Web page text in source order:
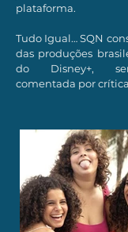
plataforma.
Tudo Igual… SQN
das produções
do Disney+,
comentada por